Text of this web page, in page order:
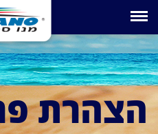
Toggle navigation
הצהרת